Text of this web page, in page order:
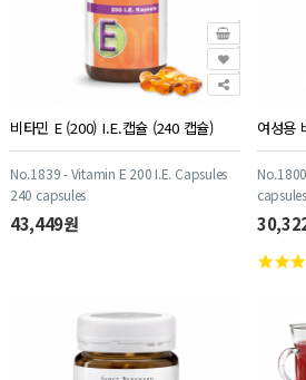
비타민 E (200) I.E.캡슐 (240 캡슐)
No.1839 - Vitamin E 200 I.E. Capsules
240 capsules
43,449원
여성용
capsules